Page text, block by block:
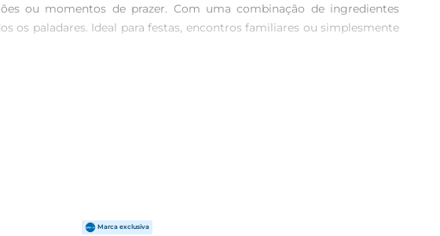
ou momentos de prazer. Com uma combinação de ingredientes
os paladares. Ideal para festas, encontros familiares ou simplesmente